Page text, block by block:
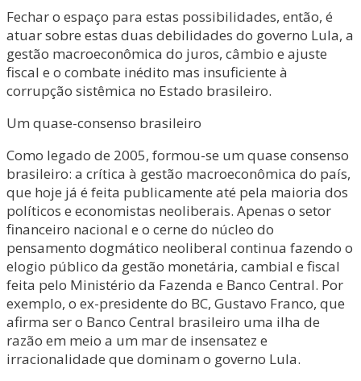
Fechar o espaço para estas possibilidades, então, é
atuar sobre estas duas debilidades do governo Lula, a
gestão macroeconômica do juros, câmbio e ajuste
fiscal e o combate inédito mas insuficiente à
corrupção sistêmica no Estado brasileiro.
Um quase-consenso brasileiro
Como legado de 2005, formou-se um quase consenso
brasileiro: a crítica à gestão macroeconômica do país,
que hoje já é feita publicamente até pela maioria dos
políticos e economistas neoliberais. Apenas o setor
financeiro nacional e o cerne do núcleo do
pensamento dogmático neoliberal continua fazendo o
elogio público da gestão monetária, cambial e fiscal
feita pelo Ministério da Fazenda e Banco Central. Por
exemplo, o ex-presidente do BC, Gustavo Franco, que
afirma ser o Banco Central brasileiro uma ilha de
razão em meio a um mar de insensatez e
irracionalidade que dominam o governo Lula.